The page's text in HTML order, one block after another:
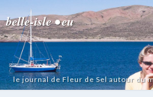
belle-isle • eu
le journal de Fleur de Sel autour du